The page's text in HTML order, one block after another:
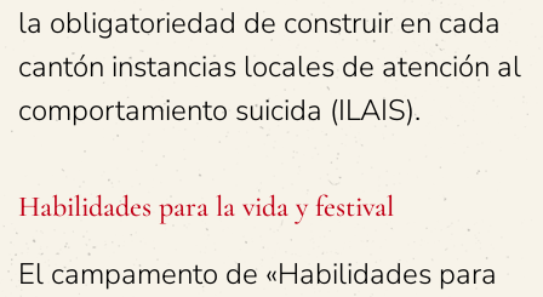
la obligatoriedad de construir en cada
cantón instancias locales de atención al
comportamiento suicida (ILAIS).
Habilidades para la vida y festival
El campamento de «Habilidades para